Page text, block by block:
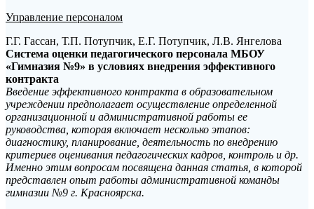
Управление персоналом
Г.Г. Гассан, Т.П. Потупчик, Е.Г. Потупчик, Л.В. Янгелова
Система оценки педагогического персонала МБОУ
«Гимназия №9» в условиях внедрения эффективного
контракта
Введение эффективного контракта в образовательном
учреждении предполагает осуществление определенной
организационной и административной работы ее
руководства, которая включает несколько этапов:
диагностику, планирование, деятельность по внедрению
критериев оценивания педагогических кадров, контроль и др.
Именно этим вопросам посвящена данная статья, в которой
представлен опыт работы административной команды
гимназии №9 г. Красноярска.